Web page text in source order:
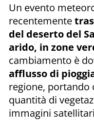
Un evento
recentemente
del deserto del
arido, in zone
cambiamento è
afflusso di
regione, portando
quantità di
immagini